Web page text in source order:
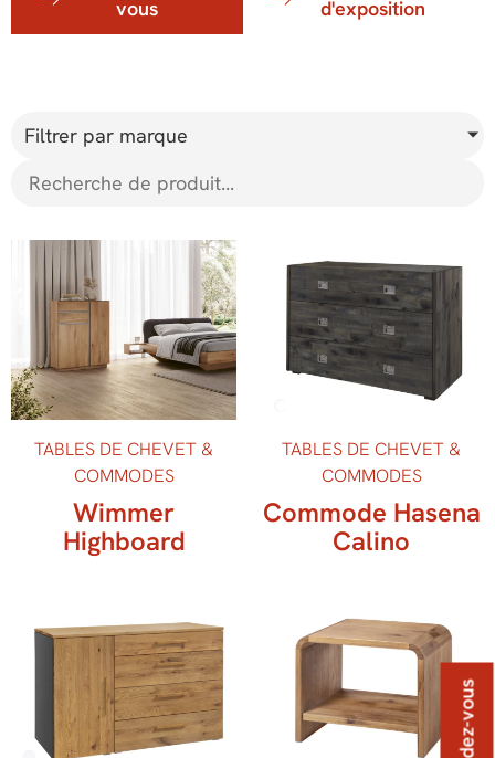
vous d'exposition
Filtrer par marque
TABLES DE CHEVET &
COMMODES
Wimmer
Highboard
TABLES DE CHEVET &
COMMODES
Commode Hasena
Calino